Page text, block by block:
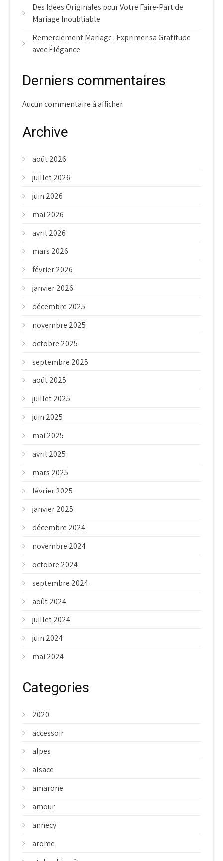
Des Idées Originales pour Votre Faire-Part de
Mariage Inoubliable
Remerciement Mariage : Exprimer sa Gratitude
avec Élégance
Derniers commentaires
Aucun commentaire à afficher.
Archive
août 2026
juillet 2026
juin 2026
mai 2026
avril 2026
mars 2026
février 2026
janvier 2026
décembre 2025
novembre 2025
octobre 2025
septembre 2025
août 2025
juillet 2025
juin 2025
mai 2025
avril 2025
mars 2025
février 2025
janvier 2025
décembre 2024
novembre 2024
octobre 2024
septembre 2024
août 2024
juillet 2024
juin 2024
mai 2024
Categories
2020
accessoir
alpes
alsace
amarone
amour
annecy
arome